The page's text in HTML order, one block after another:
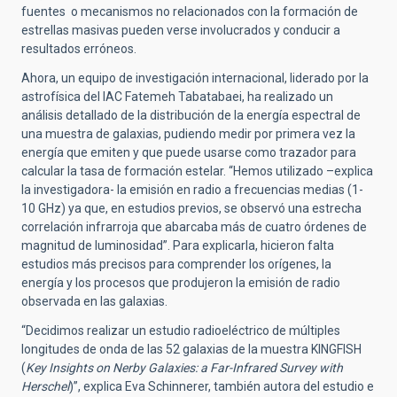
fuentes o mecanismos no relacionados con la formación de
estrellas masivas pueden verse involucrados y conducir a
resultados erróneos.
Ahora, un equipo de investigación internacional, liderado por la
astrofísica del IAC Fatemeh Tabatabaei, ha realizado un
análisis detallado de la distribución de la energía espectral de
una muestra de galaxias, pudiendo medir por primera vez la
energía que emiten y que puede usarse como trazador para
calcular la tasa de formación estelar. “Hemos utilizado –explica
la investigadora- la emisión en radio a frecuencias medias (1-
10 GHz) ya que, en estudios previos, se observó una estrecha
correlación infrarroja que abarcaba más de cuatro órdenes de
magnitud de luminosidad”. Para explicarla, hicieron falta
estudios más precisos para comprender los orígenes, la
energía y los procesos que produjeron la emisión de radio
observada en las galaxias.
“Decidimos realizar un estudio radioeléctrico de múltiples
longitudes de onda de las 52 galaxias de la muestra KINGFISH
(Key Insights on Nerby Galaxies: a Far-Infrared Survey with
Herschel)”, explica Eva Schinnerer, también autora del estudio e